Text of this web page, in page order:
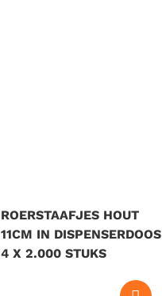
ROERSTAAFJES HOUT
11CM IN DISPENSERDOOS
4 X 2.000 STUKS